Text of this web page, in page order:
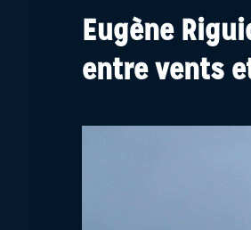
Eugène
entre vents